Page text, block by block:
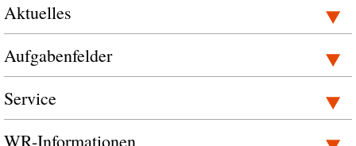
Aktuelles
Aufgabenfelder
Service
WR-Informationen